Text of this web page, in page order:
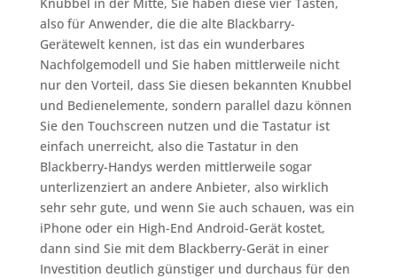
also für Anwender, die die alte Blackbarry-
Gerätewelt kennen, ist das ein wunderbares
Nachfolgemodell und Sie haben mittlerweile nicht
nur den Vorteil, dass Sie diesen bekannten Knubbel
und Bedienelemente, sondern parallel dazu können
Sie den Touchscreen nutzen und die Tastatur ist
einfach unerreicht, also die Tastatur in den
Blackberry-Handys werden mittlerweile sogar
unterlizenziert an andere Anbieter, also wirklich
sehr sehr gute, und wenn Sie auch schauen, was ein
iPhone oder ein High-End Android-Gerät kostet,
dann sind Sie mit dem Blackberry-Gerät in einer
Investition deutlich günstiger und durchaus für den